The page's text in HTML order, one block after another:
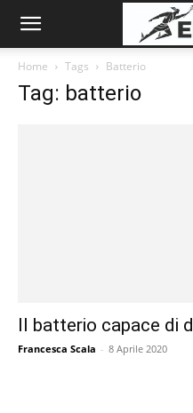
Home Tags Batterio
Tag: batterio
Il batterio capace di
Francesca Scala - 8 Aprile 2020